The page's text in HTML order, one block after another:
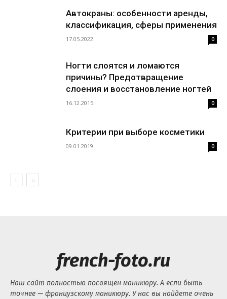
Автокраны: особенности аренды,
классификация, сферы применения
17.05.2022 0
Ногти слоятся и ломаются
причины? Предотвращение
слоения и восстановление ногтей
16.12.2015 0
Критерии при выборе косметики
09.01.2019 0
french-foto.ru
Наш сайт полностью посвящен маникюру. А если быть
точнее — французскому маникюру. У нас вы найдете очень